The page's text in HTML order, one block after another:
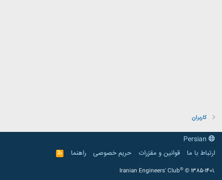
کاربران
ارتباط با ما
قوانین و مقرّرات حریم خصوصی راهنما
R
S
Iranian Engineers' Club® © 1385-1401.